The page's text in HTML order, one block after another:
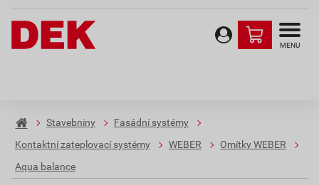
MENU
Stavebniny
Fasádní systémy
Kontaktní zateplovací systémy
WEBER
Omítky WEBER
Aqua balance